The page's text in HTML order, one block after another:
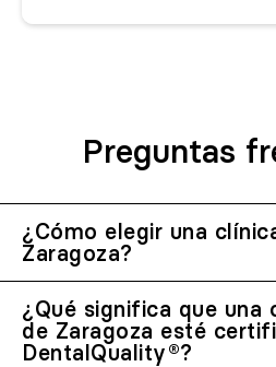
Preguntas
¿Cómo elegir una
Zaragoza?
¿Qué significa que una
de Zaragoza esté
DentalQuality®?